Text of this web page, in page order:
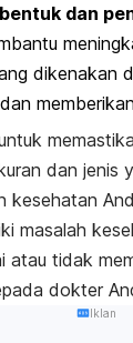
dan
dikenakan
dan jenis
kesehatan
masalah
atau tidak
dokter
Iklan